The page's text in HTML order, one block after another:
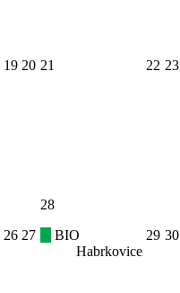
19 20 21 22 23
26 27
28
BIO
Habrkovice
29 30